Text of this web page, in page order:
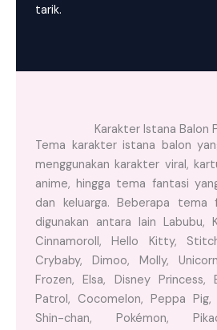
tarik.
Karakter Istana Balon
Tema karakter istana balon
menggunakan karakter viral,
anime, hingga tema fantasi
dan keluarga. Beberapa tema
digunakan antara lain Labubu,
Cinnamoroll, Hello Kitty,
Crybaby, Dimoo, Molly,
Frozen, Elsa, Disney Princess,
Patrol, Cocomelon, Peppa Pig,
Shin-chan, Pokémon,